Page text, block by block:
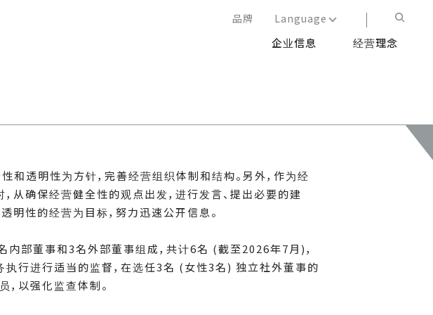
品牌
Language
日本語
企业信息 经营理念
透明性为方针，完善经营组织体制和结构。另外，作为经
从确保经营健全性的观点出发，进行发言、提出必要的建
明性的经营为目标，努力迅速公开信息。
部董事和3名外部董事组成，共计6名 (截至2026年7月)，
执行进行适当的监督，在选任3名 (女性3名) 独立社外董事的
以强化监查体制。